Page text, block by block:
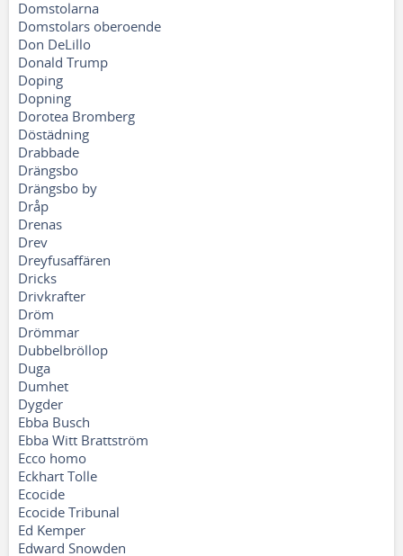
Domstolarna
Domstolars oberoende
Don DeLillo
Donald Trump
Doping
Dopning
Dorotea Bromberg
Döstädning
Drabbade
Drängsbo
Drängsbo by
Dråp
Drenas
Drev
Dreyfusaffären
Dricks
Drivkrafter
Dröm
Drömmar
Dubbelbröllop
Duga
Dumhet
Dygder
Ebba Busch
Ebba Witt Brattström
Ecco homo
Eckhart Tolle
Ecocide
Ecocide Tribunal
Ed Kemper
Edward Snowden